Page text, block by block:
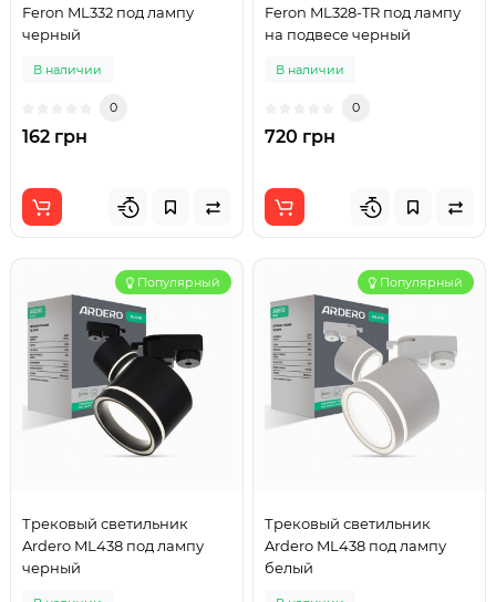
Feron ML332 под лампу
черный
В наличии
0
162 грн
Feron ML328-TR под лампу
на подвесе черный
В наличии
0
720 грн
Популярный
Трековый светильник
Ardero ML438 под лампу
черный
Популярный
Трековый светильник
Ardero ML438 под лампу
белый